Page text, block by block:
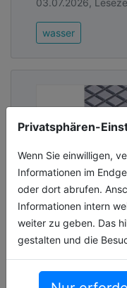
Privatsphären-
Wenn Sie einwilligen,
Informationen im
oder dort abrufen.
Informationen intern
weiter zu geben. Das
gestalten und die
03.07.2026,
wasser
Leistung